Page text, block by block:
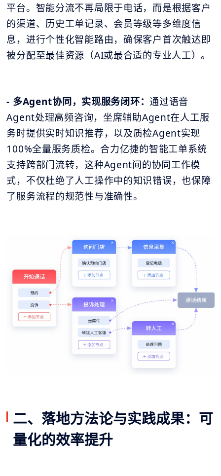
平台。智能分流不再局限于电话，而是根据客户
的渠道、历史工单记录、会员等级等多维度信
息，进行个性化智能路由，确保客户首次触达即
被分配至最佳资源（AI或最合适的专业人工）。
- 多Agent协同，实现服务闭环：通过语音
Agent处理高频咨询，坐席辅助Agent在人工服
务时提供实时知识推荐，以及质检Agent实现
100%全量服务质检。合力亿捷的智能工单系统
支持跨部门流转，这种Agent间的协同工作模
式，不仅杜绝了人工操作中的知识错误，也保障
了服务流程的规范性与准确性。
二、落地方法论与实践成果：可
量化的效率提升